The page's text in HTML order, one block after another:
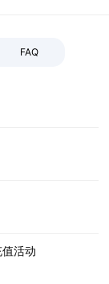
FAQ
活动